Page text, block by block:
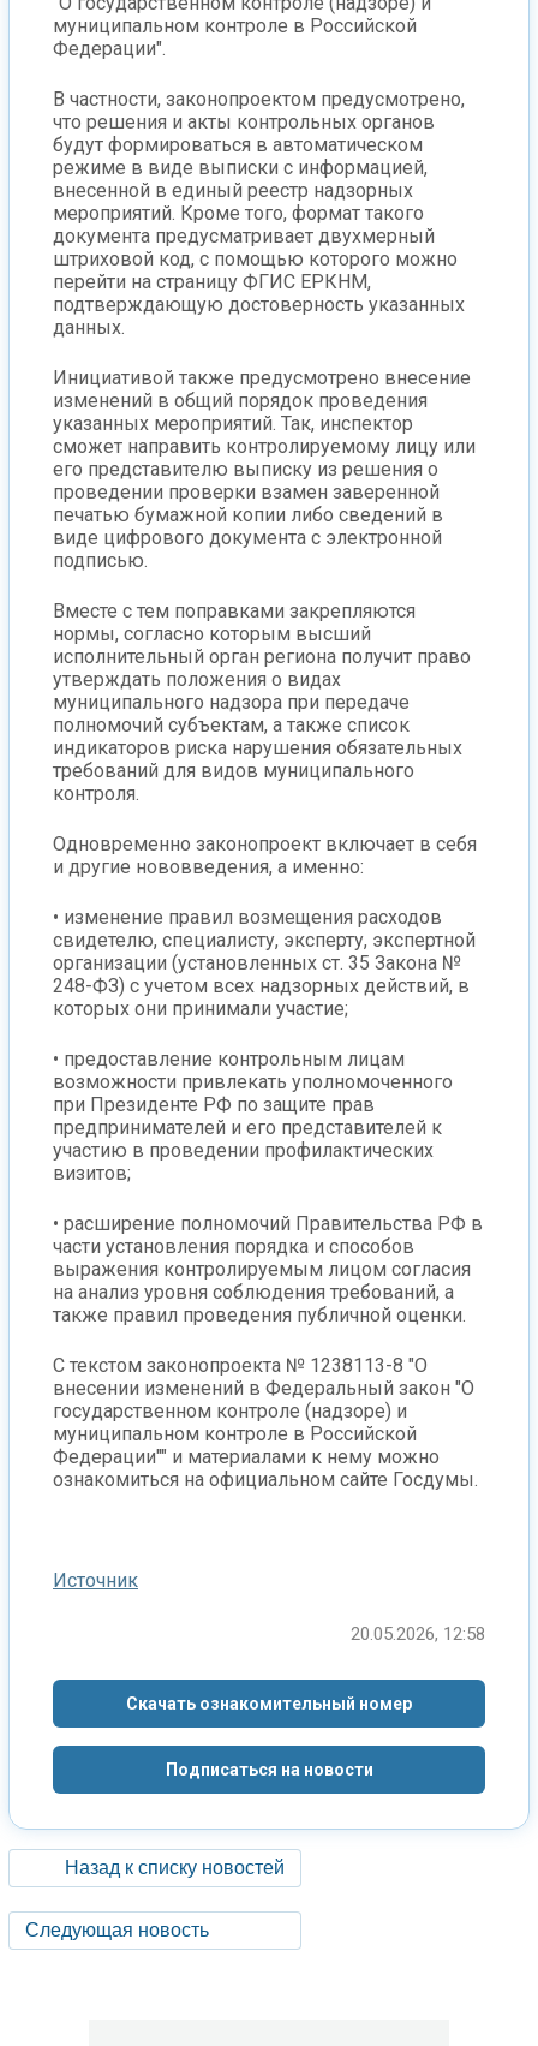
муниципальном контроле в Российской
Федерации".
В частности, законопроектом предусмотрено,
что решения и акты контрольных органов
будут формироваться в автоматическом
режиме в виде выписки с информацией,
внесенной в единый реестр надзорных
мероприятий. Кроме того, формат такого
документа предусматривает двухмерный
штриховой код, с помощью которого можно
перейти на страницу ФГИС ЕРКНМ,
подтверждающую достоверность указанных
данных.
Инициативой также предусмотрено внесение
изменений в общий порядок проведения
указанных мероприятий. Так, инспектор
сможет направить контролируемому лицу или
его представителю выписку из решения о
проведении проверки взамен заверенной
печатью бумажной копии либо сведений в
виде цифрового документа с электронной
подписью.
Вместе с тем поправками закрепляются
нормы, согласно которым высший
исполнительный орган региона получит право
утверждать положения о видах
муниципального надзора при передаче
полномочий субъектам, а также список
индикаторов риска нарушения обязательных
требований для видов муниципального
контроля.
Одновременно законопроект включает в себя
и другие нововведения, а именно:
• изменение правил возмещения расходов
свидетелю, специалисту, эксперту, экспертной
организации (установленных ст. 35 Закона №
248-ФЗ) с учетом всех надзорных действий, в
которых они принимали участие;
• предоставление контрольным лицам
возможности привлекать уполномоченного
при Президенте РФ по защите прав
предпринимателей и его представителей к
участию в проведении профилактических
визитов;
• расширение полномочий Правительства РФ в
части установления порядка и способов
выражения контролируемым лицом согласия
на анализ уровня соблюдения требований, а
также правил проведения публичной оценки.
С текстом законопроекта № 1238113-8 "О
внесении изменений в Федеральный закон "О
государственном контроле (надзоре) и
муниципальном контроле в Российской
Федерации"" и материалами к нему можно
ознакомиться на официальном сайте Госдумы.
Источник
20.05.2026, 12:58
Скачать ознакомительный номер
Подписаться на новости
Назад к списку новостей
Следующая новость